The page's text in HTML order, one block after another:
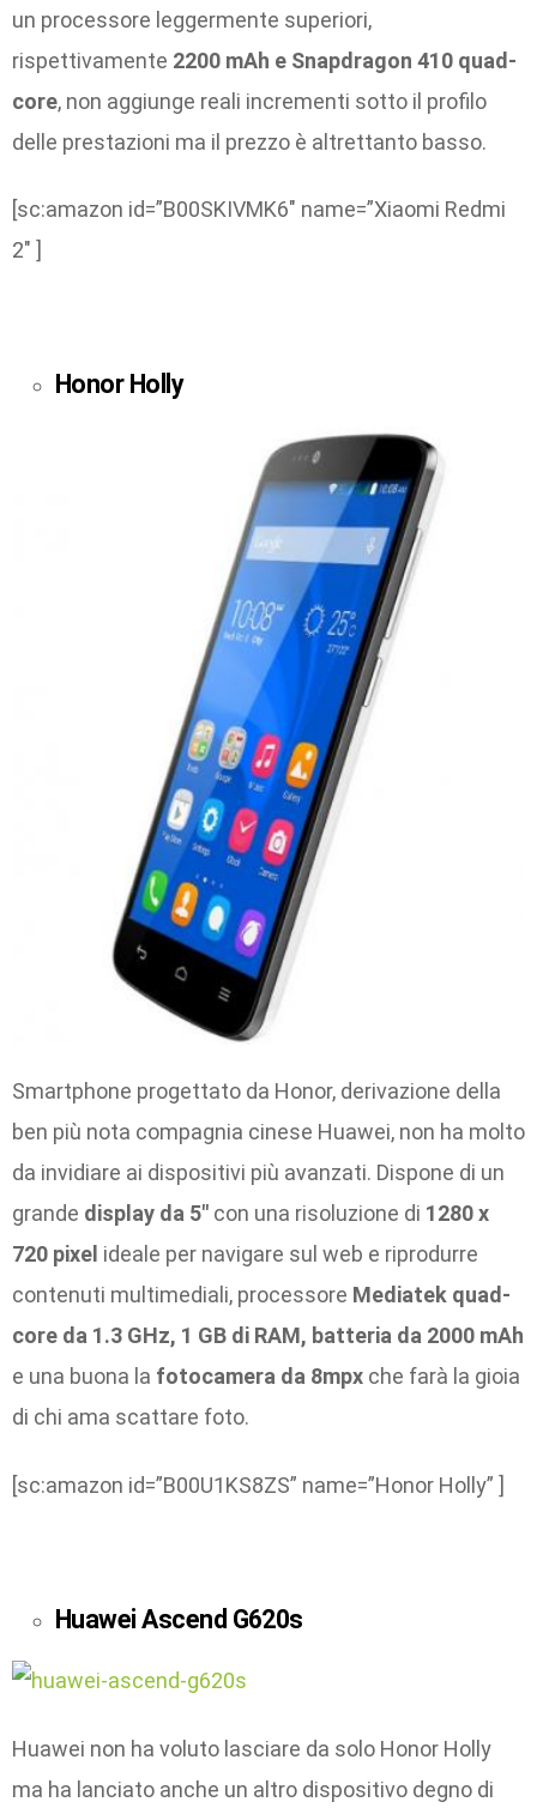
un processore leggermente superiori,
rispettivamente 2200 mAh e Snapdragon 410 quad-
core, non aggiunge reali incrementi sotto il profilo
delle prestazioni ma il prezzo è altrettanto basso.
[sc:amazon id=”B00SKIVMK6″ name=”Xiaomi Redmi
2″ ]
Honor Holly
Smartphone progettato da Honor, derivazione della
ben più nota compagnia cinese Huawei, non ha molto
da invidiare ai dispositivi più avanzati. Dispone di un
grande display da 5″ con una risoluzione di 1280 x
720 pixel ideale per navigare sul web e riprodurre
contenuti multimediali, processore Mediatek quad-
core da 1.3 GHz, 1 GB di RAM, batteria da 2000 mAh
e una buona la fotocamera da 8mpx che farà la gioia
di chi ama scattare foto.
[sc:amazon id=”B00U1KS8ZS” name=”Honor Holly” ]
Huawei Ascend G620s
Huawei non ha voluto lasciare da solo Honor Holly
ma ha lanciato anche un altro dispositivo degno di